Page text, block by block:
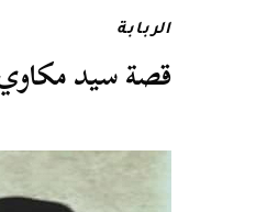
الربابة
قصة سيد مكاوي